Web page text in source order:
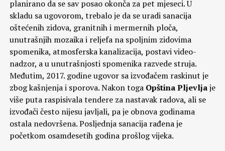
planirano da se sav posao okonča za pet mjeseci. U
skladu sa ugovorom, trebalo je da se uradi sanacija
oštećenih zidova, granitnih i mermernih ploča,
unutrašnjih mozaika i reljefa na spoljnim zidovima
spomenika, atmosferska kanalizacija, postavi video-
nadzor, a u unutrašnjosti spomenika razvede struja.
Međutim, 2017. godine ugovor sa izvođačem raskinut je
zbog kašnjenja i sporova. Nakon toga Opština Pljevljaje
više puta raspisivala tendere za nastavak radova, ali se
izvođači često nijesu javljali, pa je obnova godinama
ostala nedovršena. Posljednja sanacija rađena je
početkom osamdesetih godina prošlog vijeka.